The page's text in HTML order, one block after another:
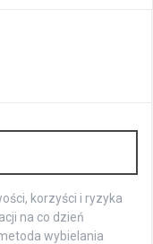
korzyści i ryzyka
na co dzień
wybielania